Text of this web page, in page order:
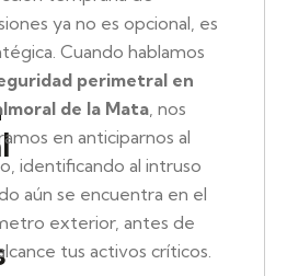
ya no es opcional, es
Cuando hablamos
perimetral en
de la Mata, nos
en anticiparnos al
identificando al intruso
aún se encuentra en el
exterior, antes de
tus activos críticos.